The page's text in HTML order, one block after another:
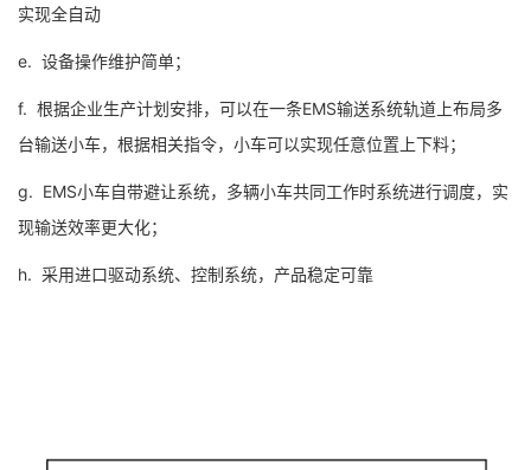
实现全自动
e. 设备操作维护简单；
f. 根据企业生产计划安排，可以在一条EMS输送系统轨道上布局多
台输送小车，根据相关指令，小车可以实现任意位置上下料；
g. EMS小车自带避让系统，多辆小车共同工作时系统进行调度，实
现输送效率更大化；
h. 采用进口驱动系统、控制系统，产品稳定可靠